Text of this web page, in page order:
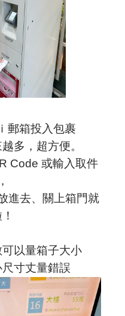
郵箱投入包裹
多，超方便。
Code 或輸入取件
進去、關上箱門就
以量箱子大小
寸丈量錯誤